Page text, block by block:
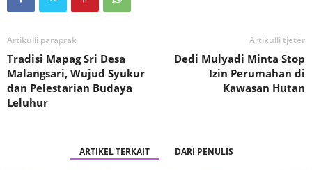
Artikulli paraprak
Tradisi Mapag Sri Desa
Malangsari, Wujud Syukur
dan Pelestarian Budaya
Leluhur
Artikulli tjetër
Dedi Mulyadi Minta Stop
Izin Perumahan di
Kawasan Hutan
ARTIKEL TERKAIT DARI PENULIS